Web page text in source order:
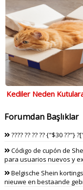
Kediler Neden Kutulara
Forumdan Başlıklar
???? ?? ?? ?? {"$30 ??"}
Código de cupón de
para usuarios nuevos y
Belgische Shein
nieuwe en bestaande